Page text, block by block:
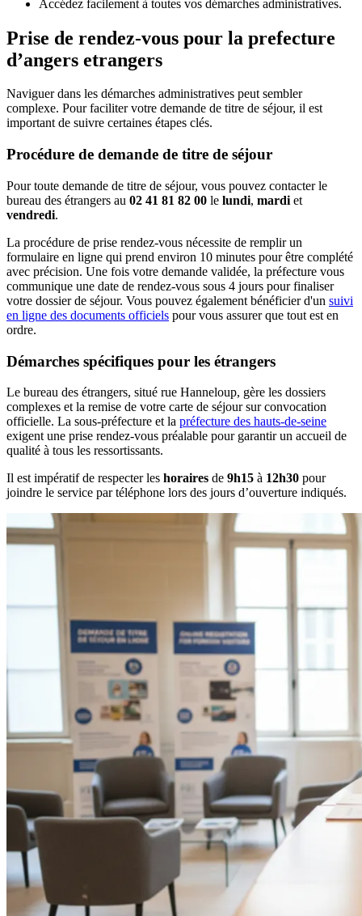
Accédez facilement à toutes vos démarches administratives.
Prise de rendez-vous pour la prefecture
d’angers etrangers
Naviguer dans les démarches administratives peut sembler
complexe. Pour faciliter votre demande de titre de séjour, il est
important de suivre certaines étapes clés.
Procédure de demande de titre de séjour
Pour toute demande de titre de séjour, vous pouvez contacter le
bureau des étrangers au 02 41 81 82 00 le lundi, mardi et
vendredi.
La procédure de prise rendez-vous nécessite de remplir un
formulaire en ligne qui prend environ 10 minutes pour être complété
avec précision. Une fois votre demande validée, la préfecture vous
communique une date de rendez-vous sous 4 jours pour finaliser
votre dossier de séjour. Vous pouvez également bénéficier d'un suivi
en ligne des documents officiels pour vous assurer que tout est en
ordre.
Démarches spécifiques pour les étrangers
Le bureau des étrangers, situé rue Hanneloup, gère les dossiers
complexes et la remise de votre carte de séjour sur convocation
officielle. La sous-préfecture et la préfecture des hauts-de-seine
exigent une prise rendez-vous préalable pour garantir un accueil de
qualité à tous les ressortissants.
Il est impératif de respecter les horaires de 9h15 à 12h30 pour
joindre le service par téléphone lors des jours d’ouverture indiqués.